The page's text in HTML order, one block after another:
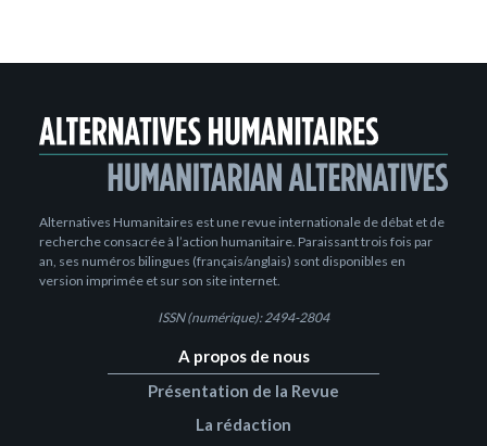
Alternatives Humanitaires est une revue internationale de débat et de
recherche consacrée à l’action humanitaire. Paraissant trois fois par
an, ses numéros bilingues (français/anglais) sont disponibles en
version imprimée et sur son site internet.
ISSN (numérique): 2494-2804
A propos de nous
Présentation de la Revue
La rédaction